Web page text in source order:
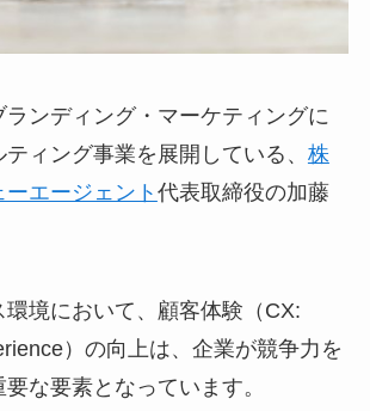
ランディング・マーケティングに
ィング事業を展開している、 株
エージェント 代表取締役の加藤
境において、顧客体験（CX:
）の向上は、企業が競争力を
な要素となっています。